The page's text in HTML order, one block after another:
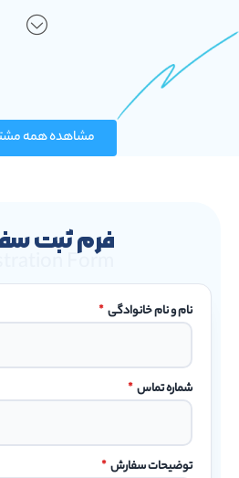
مشاهده همه
فرم ثبت
Form
نام و نام خانوادگی *
شماره تماس *
توضیحات سفارش *